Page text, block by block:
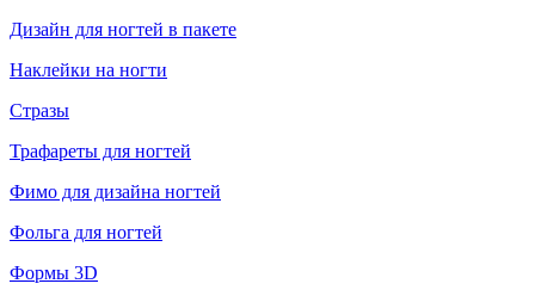
Дизайн для ногтей в пакете
Наклейки на ногти
Стразы
Трафареты для ногтей
Фимо для дизайна ногтей
Фольга для ногтей
Формы 3D